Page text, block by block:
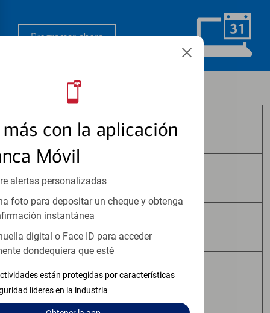
con la aplicación
Móvil
alertas personalizadas
foto para depositar un cheque y obtenga
instantánea
digital o Face ID para acceder
dondequiera que esté
están protegidas por características
líderes en la industria
Programar ahora
Los productos de inversión y seguros:
No Están Asegurados por FDIC
No Tienen Garantía Bancaria
No Constituyen Depósitos